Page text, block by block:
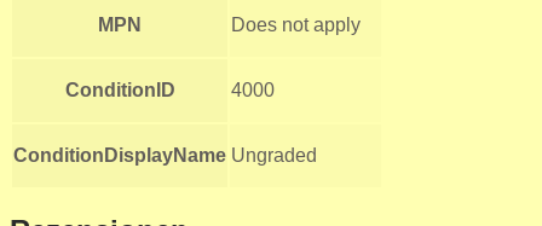
MPN Does not apply
ConditionID 4000
ConditionDisplayName Ungraded